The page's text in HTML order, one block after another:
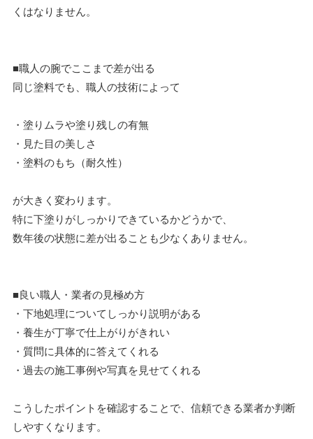
くはなりません。
■職人の腕でここまで差が出る
同じ塗料でも、職人の技術によって
・塗りムラや塗り残しの有無
・見た目の美しさ
・塗料のもち（耐久性）
が大きく変わります。
特に下塗りがしっかりできているかどうかで、
数年後の状態に差が出ることも少なくありません。
■良い職人・業者の見極め方
・下地処理についてしっかり説明がある
・養生が丁寧で仕上がりがきれい
・質問に具体的に答えてくれる
・過去の施工事例や写真を見せてくれる
こうしたポイントを確認することで、信頼できる業者か判断
しやすくなります。